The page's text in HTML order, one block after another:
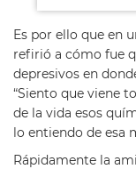
Es por ello que en
refirió a cómo fue
depresivos en
“Siento que viene
de la vida esos
lo entiendo de esa
Rápidamente la